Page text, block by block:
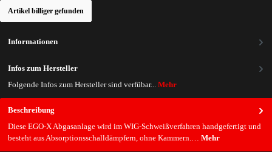
Artikel billiger gefunden
Beschreibung
Diese EGO-X Abgasanlage wird im WIG-Schweißverfahren handgefertigt und
besteht aus Absorptionsschalldämpfern, ohne Kammern.… Mehr
Informationen
Infos zum Hersteller
Folgende Infos zum Hersteller sind verfübar... Mehr